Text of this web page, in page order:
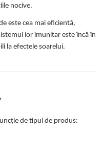
nocive.
este cea mai eficientă,
lor imunitar este încă în
la efectele soarelui.
de tipul de produs: